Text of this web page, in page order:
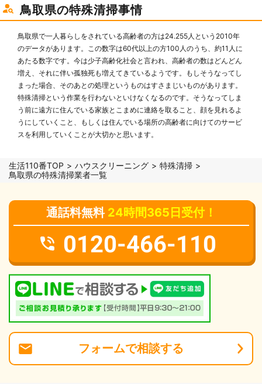
鳥取県の特殊清掃事情
鳥取県で一人暮らしをされている高齢者の方は24.255人という2010年
のデータがあります。この数字は60代以上の方100人のうち、約11人に
あたる数字です。今は少子高齢化社会と言われ、高齢者の数はどんどん
増え、それに伴い孤独死も増えてきているようです。もしそうなってし
まった場合、そのあとの処理というものはすさまじいものがあります。
特殊清掃という作業を行わないといけなくなるのです。そうなってしま
う前に遠方に住んでいる家族とこまめに連絡を取ること、顔を見れるよ
うにしていくこと、もしくは住んでいる場所の高齢者に向けてのサービ
スを利用していくことが大切かと思います。
生活110番TOP ハウスクリーニング
特殊清掃
鳥取県の特殊清掃業者一覧
通話料無料 24時間365日受付！
0120-466-110
フォームで相談する